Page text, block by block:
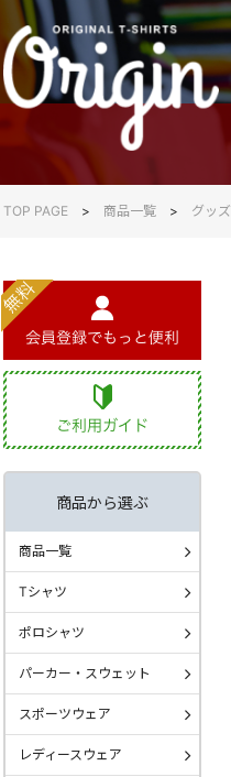
TOP PAGE 商品一覧 グッズ
商品から選ぶ
商品一覧
Tシャツ
ポロシャツ
パーカー・スウェット
スポーツウェア
レディースウェア